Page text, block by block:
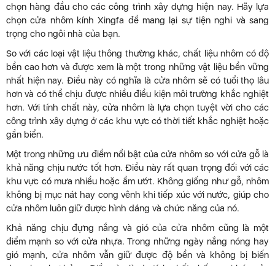
chọn hàng đầu cho các công trình xây dựng hiện nay. Hãy lựa
chọn cửa nhôm kính Xingfa để mang lại sự tiện nghi và sang
trọng cho ngôi nhà của bạn.
So với các loại vật liệu thông thường khác, chất liệu nhôm có độ
bền cao hơn và được xem là một trong những vật liệu bền vững
nhất hiện nay. Điều này có nghĩa là cửa nhôm sẽ có tuổi thọ lâu
hơn và có thể chịu được nhiều điều kiện môi trường khắc nghiệt
hơn. Với tính chất này, cửa nhôm là lựa chọn tuyệt vời cho các
công trình xây dựng ở các khu vực có thời tiết khắc nghiệt hoặc
gần biển.
Một trong những ưu điểm nổi bật của cửa nhôm so với cửa gỗ là
khả năng chịu nước tốt hơn. Điều này rất quan trọng đối với các
khu vực có mưa nhiều hoặc ẩm ướt. Không giống như gỗ, nhôm
không bị mục nát hay cong vênh khi tiếp xúc với nước, giúp cho
cửa nhôm luôn giữ được hình dáng và chức năng của nó.
Khả năng chịu đựng nắng và gió của cửa nhôm cũng là một
điểm mạnh so với cửa nhựa. Trong những ngày nắng nóng hay
gió mạnh, cửa nhôm vẫn giữ được độ bền và không bị biến